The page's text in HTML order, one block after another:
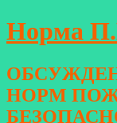
Перейти
к
Норма
НОРМ